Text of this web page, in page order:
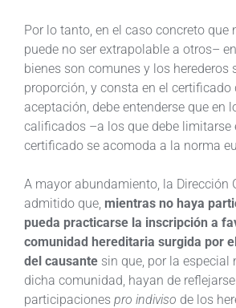
Por lo tanto, en el caso concreto que
puede no ser extrapolable a otros–
bienes son comunes y los herederos
proporción, y consta en el certificado
aceptación, debe entenderse que en
calificados –a los que debe limitarse
certificado se acomoda a la norma
A mayor abundamiento, la Dirección
admitido que, mientras no haya
pueda practicarse la inscripción a
comunidad hereditaria surgida por
del causante sin que, por la especial
dicha comunidad, hayan de reflejarse
participaciones pro indiviso de los